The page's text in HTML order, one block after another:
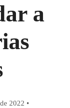
a
2022 •